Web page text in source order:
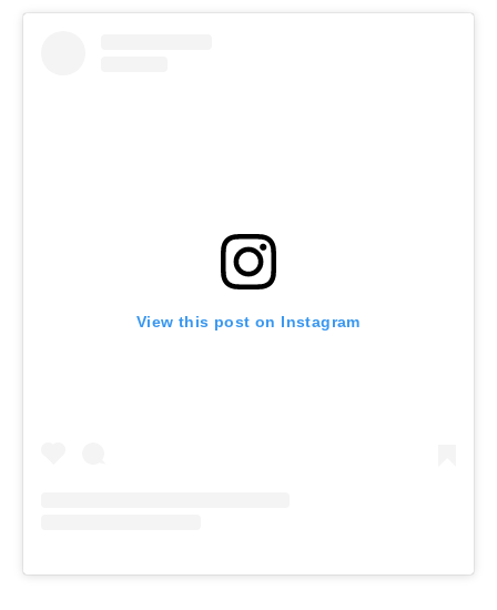
View this post on Instagram